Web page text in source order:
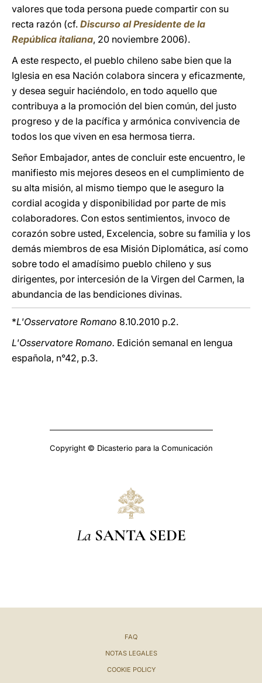
valores que toda persona puede compartir con su
recta razón (cf. Discurso al Presidente de la
República italiana, 20 noviembre 2006).
A este respecto, el pueblo chileno sabe bien que la
Iglesia en esa Nación colabora sincera y eficazmente,
y desea seguir haciéndolo, en todo aquello que
contribuya a la promoción del bien común, del justo
progreso y de la pacífica y armónica convivencia de
todos los que viven en esa hermosa tierra.
Señor Embajador, antes de concluir este encuentro, le
manifiesto mis mejores deseos en el cumplimiento de
su alta misión, al mismo tiempo que le aseguro la
cordial acogida y disponibilidad por parte de mis
colaboradores. Con estos sentimientos, invoco de
corazón sobre usted, Excelencia, sobre su familia y los
demás miembros de esa Misión Diplomática, así como
sobre todo el amadísimo pueblo chileno y sus
dirigentes, por intercesión de la Virgen del Carmen, la
abundancia de las bendiciones divinas.
*L'Osservatore Romano 8.10.2010 p.2.
L'Osservatore Romano. Edición semanal en lengua
española, n°42, p.3.
Copyright © Dicasterio para la Comunicación
La SANTA SEDE
FAQ
NOTAS LEGALES
COOKIE POLICY